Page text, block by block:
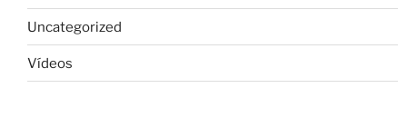
Uncategorized
Vídeos